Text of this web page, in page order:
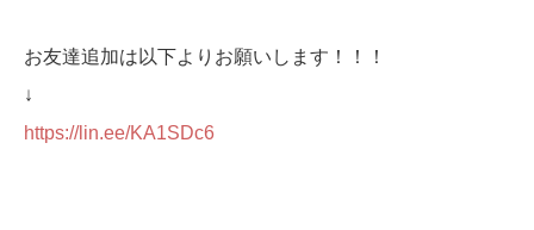
お友達追加は以下よりお願いします！！！
↓
https://lin.ee/KA1SDc6